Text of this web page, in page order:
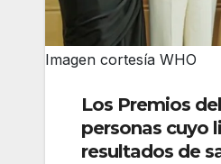
Imagen cortesía WHO
Los Premios
personas cuyo
resultados de